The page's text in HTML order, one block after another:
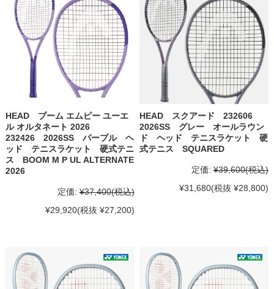
HEAD ブーム エムピー ユーエ
ル オルタネート 2026
232426 2026SS パープル ヘ
ッド テニスラケット 硬式テニ
ス BOOM M P UL ALTERNATE
2026
定価: ¥37,400(税込)
¥29,920(税抜 ¥27,200)
HEAD スクアード 232606
2026SS グレー オールラウン
ド ヘッド テニスラケット 硬
式テニス SQUARED
定価: ¥39,600(税込)
¥31,680(税抜 ¥28,800)